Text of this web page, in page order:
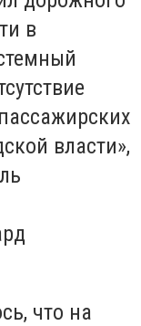
в
власти»,
что на